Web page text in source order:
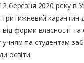
березня 2020 року в
карантин
форми власності та
учням та студентам
освіти.